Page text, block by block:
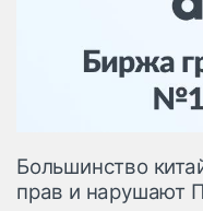
Большинство
прав и нарушают